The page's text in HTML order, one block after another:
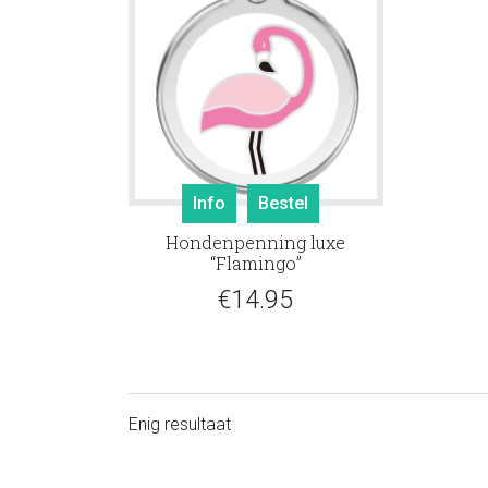
Info Bestel
Hondenpenning luxe
“Flamingo”
€14.95
Enig resultaat